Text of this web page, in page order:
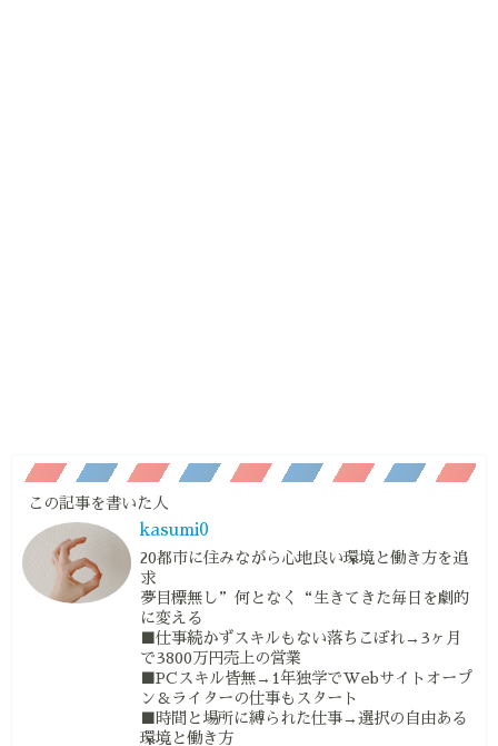
この記事を書いた人
kasumi0
20都市に住みながら心地良い環境と働き方を追
求
夢目標無し”何となく“生きてきた毎日を劇的
に変える
■仕事続かずスキルもない落ちこぼれ→3ヶ月
で3800万円売上の営業
■PCスキル皆無→1年独学でWebサイトオープ
ン＆ライターの仕事もスタート
■時間と場所に縛られた仕事→選択の自由ある
環境と働き方